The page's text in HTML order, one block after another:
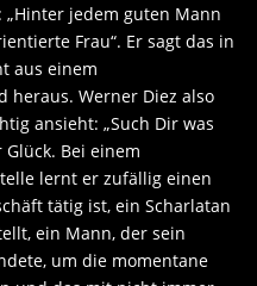
jedem guten Mann
Frau“. Er sagt das in
aus einem
heraus. Werner Diez also
ansieht: „Such Dir was
Bei einem
lernt er zufällig einen
tätig ist, ein Scharlatan
ein Mann, der sein
um die momentane